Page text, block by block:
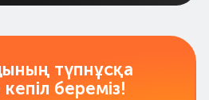
түпнұсқа
береміз!